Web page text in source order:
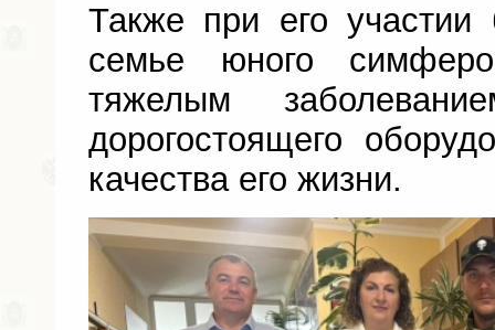
Также при его
семье юного
тяжелым
дорогостоящего
качества его жизни.